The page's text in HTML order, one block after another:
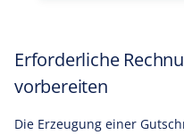
Erforderliche
vorbereiten
Die Erzeugung einer